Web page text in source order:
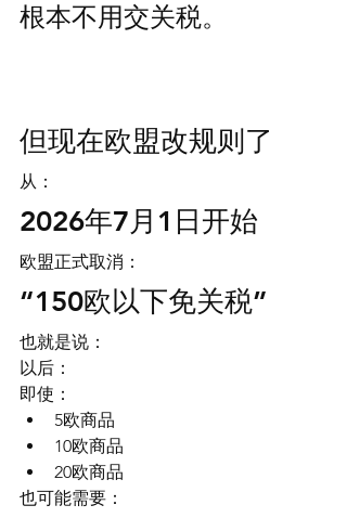
根本不用交关税。
但现在欧盟改规则了
从：
2026年7月1日开始
欧盟正式取消：
“150欧以下免关税”
也就是说：
以后：
即使：
5欧商品
10欧商品
20欧商品
也可能需要：